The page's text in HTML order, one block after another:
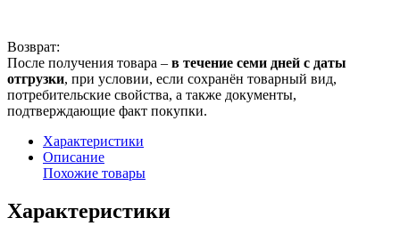
Возврат:
После получения товара – в течение семи дней с даты
отгрузки, при условии, если сохранён товарный вид,
потребительские свойства, а также документы,
подтверждающие факт покупки.
Характеристики
Описание
Похожие товары
Характеристики